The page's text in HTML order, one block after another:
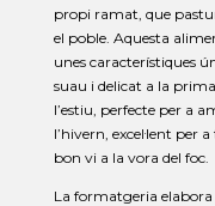
propi ramat, que
el poble. Aquesta
unes característiques
suau i delicat a la
l’estiu, perfecte per a
l’hivern, excel·lent per
bon vi a la vora del foc.
La formatgeria